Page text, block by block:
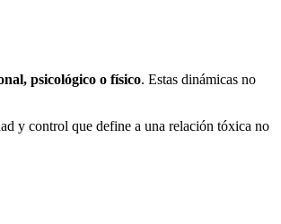
psicológico o físico. Estas dinámicas no
y control que define a una relación tóxica no